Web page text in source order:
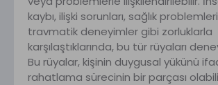
kaybı, ilişki sorunları, sağlık
travmatik deneyimler gibi zorluklarla
karşılaştıklarında, bu tür rüyaları
Bu rüyalar, kişinin duygusal yükünü
rahatlama sürecinin bir parçası